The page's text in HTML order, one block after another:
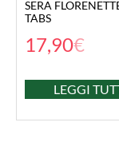
SERA
TABS
17,90€
LEGGI